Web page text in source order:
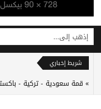
إذهب إلى...
شريط إخباري
قمة سعودية - تركية -